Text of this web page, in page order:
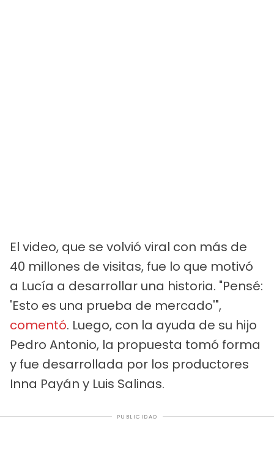
El video, que se volvió viral con más de
40 millones de visitas, fue lo que motivó
a Lucía a desarrollar una historia. "Pensé:
'Esto es una prueba de mercado'",
comentó. Luego, con la ayuda de su hijo
Pedro Antonio, la propuesta tomó forma
y fue desarrollada por los productores
Inna Payán y Luis Salinas.
PUBLICIDAD